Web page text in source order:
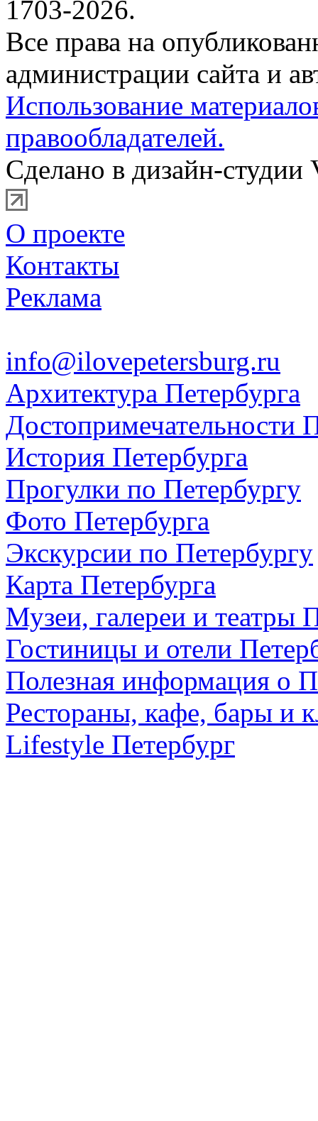
1703-2026.
Все права на
администрации сайта и
Использование
правообладателей.
Сделано в дизайн-студии
О проекте
Контакты
Реклама
info@ilovepetersburg.ru
Архитектура Петербурга
Достопримечательности
История Петербурга
Прогулки по Петербургу
Фото Петербурга
Экскурсии по Петербургу
Карта Петербурга
Музеи, галереи и театры
Гостиницы и отели
Полезная информация о
Рестораны, кафе, бары и
Lifestyle Петербург